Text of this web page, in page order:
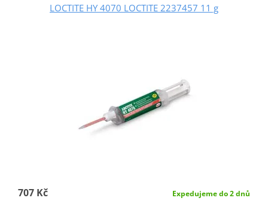
LOCTITE HY 4070 LOCTITE 2237457 11 g
707 Kč Expedujeme do 2 dnů